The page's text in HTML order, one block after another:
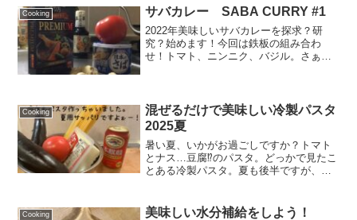
をしたので同じ失敗をしない様に「私の
失敗」をまとめました。このブログを見
た人は失敗しないでね！
Cooking サバカレー SABA CURRY #1
2022年美味しいサバカレーを探求？研
究？始めます！今回は鉄板の組み合わ
せ！トマト、ニンニク、バジル。さぁ〜
Cooking
混ぜるだけで美味しい冷製パスタ
2025夏
暑い夏、いかがお過ごしですか？トマト
とナス…豆腐⁉︎のパスタ。どっかで見たこ
とある冷製パスタ。夏も後半ですが、と
究してくださいね。
Cooking 美味しい水分補給をしよう！